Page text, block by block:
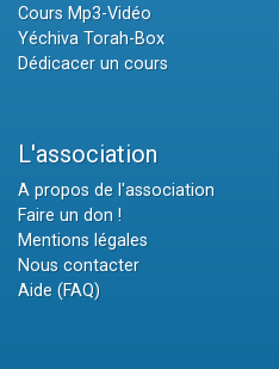
Cours Mp3-Vidéo
Yéchiva Torah-Box
Dédicacer un cours
L'association
A propos de l'association
Faire un don !
Mentions légales
Nous contacter
Aide (FAQ)